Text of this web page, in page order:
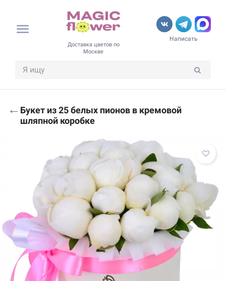
Доставка цветов по
Москве
Написать
← Букет из 25 белых пионов в кремовой
шляпной коробке